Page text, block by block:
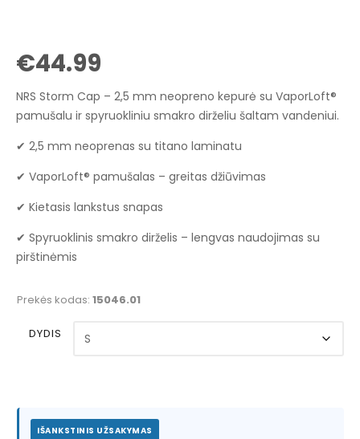
€44.99
NRS Storm Cap – 2,5 mm neopreno kepurė su VaporLoft®
pamušalu ir spyruokliniu smakro dirželiu šaltam vandeniui.
✔ 2,5 mm neoprenas su titano laminatu
✔ VaporLoft® pamušalas – greitas džiūvimas
✔ Kietasis lankstus snapas
✔ Spyruoklinis smakro dirželis – lengvas naudojimas su
pirštinėmis
Prekės kodas: 15046.01
DYDIS
IŠANKSTINIS UŽSAKYMAS